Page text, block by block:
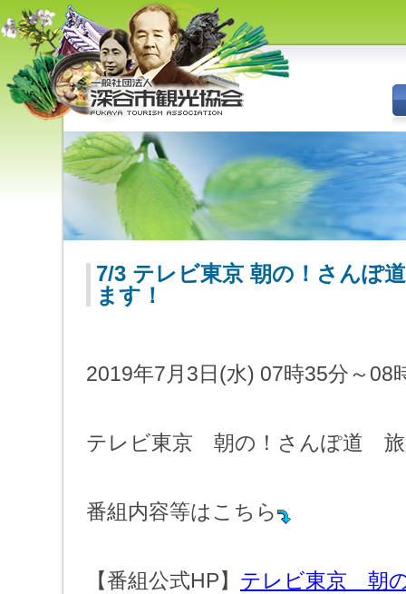
（旧深谷市・岡部町・花園町・
川本町）の観光情報
7/3 テレビ東京 朝の！さんぽ
ます！
2019年7月3日(水) 07時35分～08
テレビ東京 朝の！さんぽ道 旅
番組内容等はこちら
【番組公式HP】 テレビ東京 朝